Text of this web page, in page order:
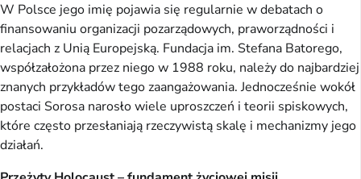
W Polsce jego imię pojawia się regularnie w debatach o
finansowaniu organizacji pozarządowych, praworządności i
relacjach z Unią Europejską. Fundacja im. Stefana Batorego,
współzałożona przez niego w 1988 roku, należy do najbardziej
znanych przykładów tego zaangażowania. Jednocześnie wokół
postaci Sorosa narosło wiele uproszczeń i teorii spiskowych,
które często przesłaniają rzeczywistą skalę i mechanizmy jego
działań.